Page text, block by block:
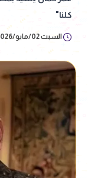
كلنا"
السبت 02/مايو/2026 - 10:16 ص